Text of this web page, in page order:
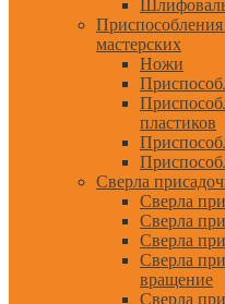
мастерских
Ножи
пластиков
Сверла
Сверла
Сверла
Сверла
Сверла
вращение
Сверла